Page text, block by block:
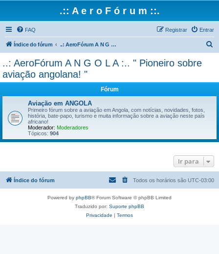
.:: A e r o F ó r u m ::.
FAQ Entrar
Registrar
Índice do fórum ..: AeroFórum A N G O L A :.. " Pioneiro sobre aviação angolana! "
..: AeroFórum A N G O L A :.. " Pioneiro sobre
aviação angolana! "
Fórum
Aviação em ANGOLA
Primeiro fórum sobre a aviação em Angola, com notícias, novidades, fotos,
história, bate-papo, turismo e muita informação sobre a aviação neste país
africano!
Moderador: Moderadores
Tópicos: 904
Ir para
Índice do fórum Todos os horários são UTC-03:00
Powered by phpBB® Forum Software © phpBB Limited
Traduzido por: Suporte phpBB
Privacidade | Termos